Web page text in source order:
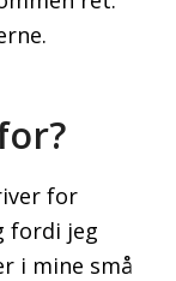
for
fordi jeg
i mine små